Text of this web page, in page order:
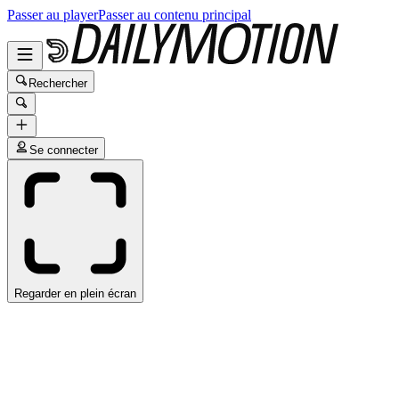
Passer au playerPasser au contenu principal
Rechercher
Se connecter
Regarder en plein écran